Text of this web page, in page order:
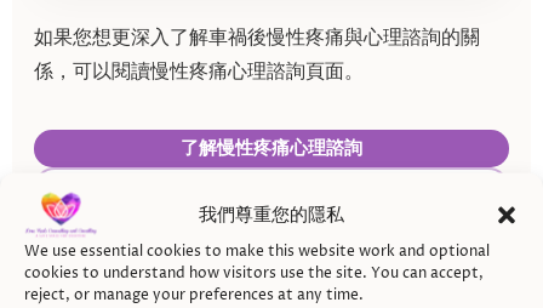
我們尊重您的隱私
We use essential cookies to make this website work and optional
cookies to understand how visitors use the site. You can accept,
reject, or manage your preferences at any time.
如果您想更深入了解車禍後慢性疼痛與心理諮詢的關
係，可以閱讀慢性疼痛心理諮詢頁面。
了解慢性疼痛心理諮詢